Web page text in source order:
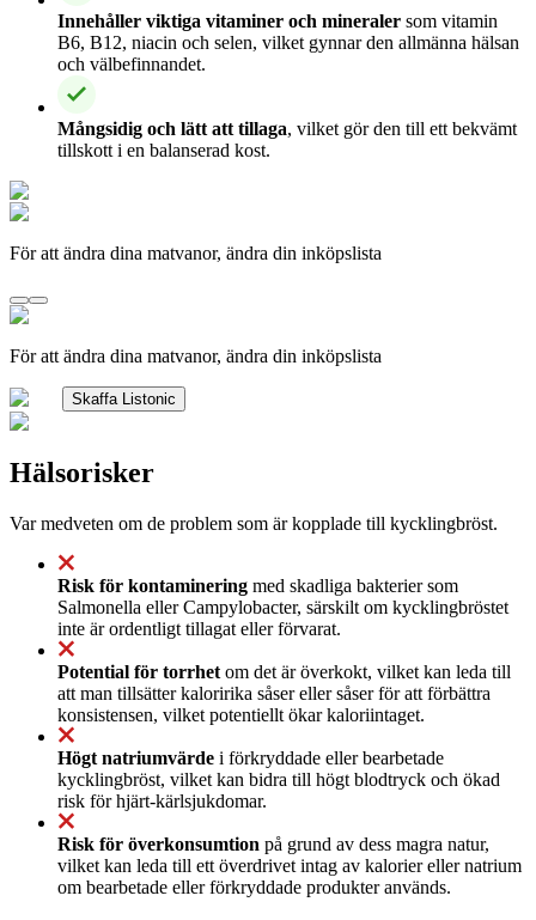
Innehåller viktiga vitaminer och mineraler som vitamin
B6, B12, niacin och selen, vilket gynnar den allmänna hälsan
och välbefinnandet.
Mångsidig och lätt att tillaga, vilket gör den till ett bekvämt
tillskott i en balanserad kost.
För att ändra dina matvanor, ändra din inköpslista
För att ändra dina matvanor, ändra din inköpslista
Skaffa Listonic
Hälsorisker
Var medveten om de problem som är kopplade till kycklingbröst.
Risk för kontaminering med skadliga bakterier som
Salmonella eller Campylobacter, särskilt om kycklingbröstet
inte är ordentligt tillagat eller förvarat.
Potential för torrhet om det är överkokt, vilket kan leda till
att man tillsätter kaloririka såser eller såser för att förbättra
konsistensen, vilket potentiellt ökar kaloriintaget.
Högt natriumvärde i förkryddade eller bearbetade
kycklingbröst, vilket kan bidra till högt blodtryck och ökad
risk för hjärt-kärlsjukdomar.
Risk för överkonsumtion på grund av dess magra natur,
vilket kan leda till ett överdrivet intag av kalorier eller natrium
om bearbetade eller förkryddade produkter används.